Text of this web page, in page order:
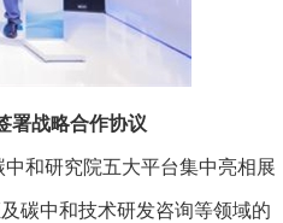
署战略合作协议
和研究院五大平台集中亮相展
碳中和技术研发咨询等领域的